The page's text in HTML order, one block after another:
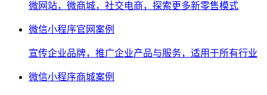
微网站，微商城，社交电商，探索更多新零售模式
微信小程序官网案例
宣传企业品牌，推广企业产品与服务，适用于所有行业
微信小程序商城案例